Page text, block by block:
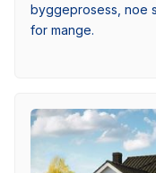
byggeprosess, noe
for mange.